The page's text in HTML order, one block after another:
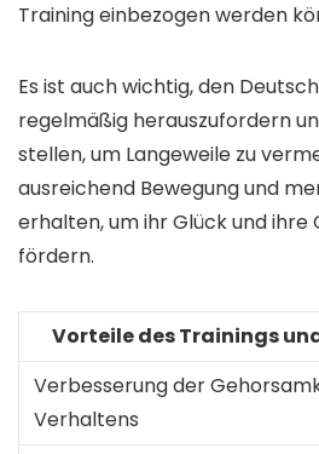
Training einbezogen werden
Es ist auch wichtig, den
regelmäßig herauszufordern
stellen, um Langeweile zu
ausreichend Bewegung und
erhalten, um ihr Glück und ihre
fördern.
Vorteile des Trainings
Verbesserung der
Verhaltens